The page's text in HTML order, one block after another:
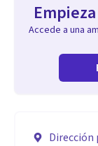
Accede a una